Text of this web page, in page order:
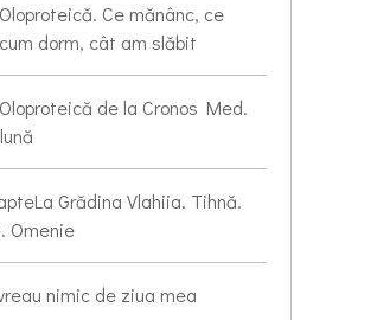
Ce mănânc, ce
dorm, cât am slăbit
de la Cronos Med.
Grădina Vlahiia. Tihnă.
Omenie
nimic de ziua mea